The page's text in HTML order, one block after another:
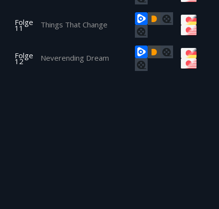
Folge
11 Things That Change
Folge
12 Neverending Dream